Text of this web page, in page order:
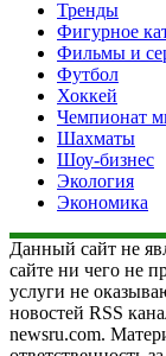
Тренды
Фигурное
Фильмы и
Футбол
Хоккей
Чемпионат
Шахматы
Шоу-бизнес
Экология
Экономика
Данный сайт не
сайте ни чего не
услуги не
новостей RSS
newsru.com.